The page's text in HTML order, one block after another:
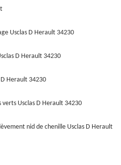
Usclas D Herault 34230
D Herault 34230
Herault 34230
Usclas D Herault 34230
nid de chenille Usclas D Herault